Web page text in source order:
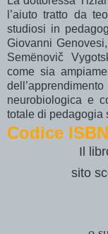
l’aiuto tratto da
studiosi in
Giovanni
Semënovič
come sia
neurobiologica e
totale di pedagogia
Codice
Il
sito